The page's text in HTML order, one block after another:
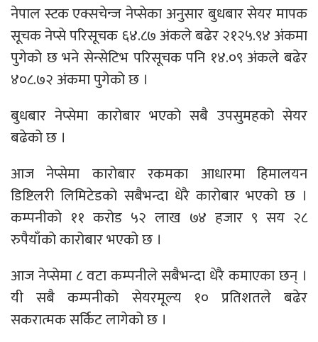
नेपाल स्टक एक्सचेन्ज नेप्सेका अनुसार बुधबार सेयर मापक
सूचक नेप्से परिसूचक ६४.८७ अंकले बढेर २१२५.९४ अंकमा
पुगेको छ भने सेन्सेटिभ परिसूचक पनि १४.०९ अंकले बढेर
४०८.७२ अंकमा पुगेको छ ।
बुधबार नेप्सेमा कारोबार भएको सबै उपसुमहको सेयर
बढेको छ ।
आज नेप्सेमा कारोबार रकमका आधारमा हिमालयन
डिष्टिलरी लिमिटेडको सबैभन्दा धेरै कारोबार भएको छ ।
कम्पनीको ११ करोड ५२ लाख ७४ हजार ९ सय २८
रुपैयाँको कारोबार भएको छ ।
आज नेप्सेमा ८ वटा कम्पनीले सबैभन्दा धेरै कमाएका छन् ।
यी सबै कम्पनीको सेयरमूल्य १० प्रतिशतले बढेर
सकरात्मक सर्किट लागेको छ ।